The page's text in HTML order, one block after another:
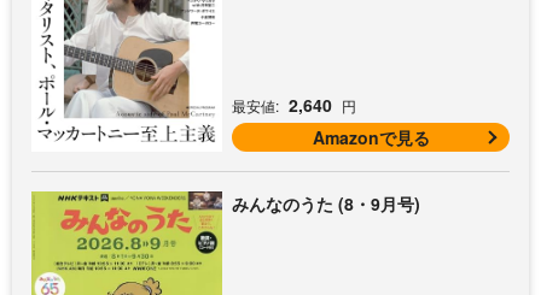
最安値: 2,640 円
Amazonで見る
みんなのうた (8・9月号)